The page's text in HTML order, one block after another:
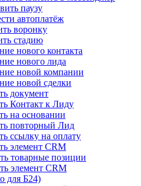
паузу
автоплатёж
воронку
стадию
нового контакта
нового лида
новой компании
новой сделки
документ
Контакт к Лиду
на основании
повторный Лид
ссылку на оплату
элемент CRM
товарные позиции
элемент CRM
для Б24)